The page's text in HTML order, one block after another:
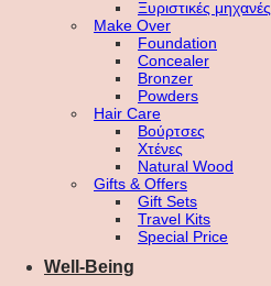
Ξυριστικές μηχανές
Make Over
Foundation
Concealer
Bronzer
Powders
Hair Care
Βούρτσες
Χτένες
Natural Wood
Gifts & Offers
Gift Sets
Travel Kits
Special Price
Well-Being